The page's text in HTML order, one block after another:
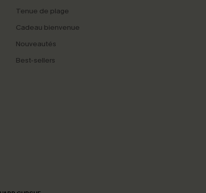
Tenue de plage
Cadeau bienvenue
Nouveautés
Best-sellers